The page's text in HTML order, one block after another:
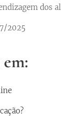
dos
2025